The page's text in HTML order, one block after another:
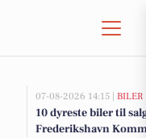
07-08-2026 14:15 | BILER
10 dyreste biler til
Frederikshavn